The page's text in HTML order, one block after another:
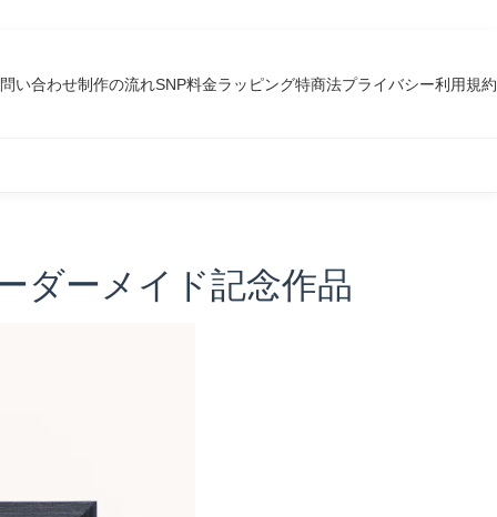
い合わせ制作の流れSNP料金ラッピング特商法プライバシー利用規約
ダーメイド記念作品